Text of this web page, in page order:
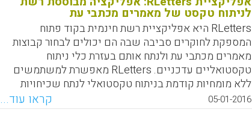
באותו הזמן. גרנט מבסס את עצתו במחקר מבלי להיתקע בו
Grant).
WhatsApp
Facebook
Email
X
לניתוח טקסט של מאמרים מכתבי עת
RLetters היא אפליקציית רשת חינמית בקוד פתוח
המספקת לחוקרים סביבה שבה הם יכולים לבחור קבוצות
מאמרים מכתבי עת ולנתח אותם בעזרת כלי ניתוח
טקסטואליים עדכניים. RLetters מאפשרת למשתמשים
ללא מומחיות קודמת בניתוח טקסטואלי לנתח שכיחויות
מילים, צירופי לשון, הופעות סימולטאנית, רשתות מונחים
ועוד (Pence, Charles H. , 2016).
05-01-2016 קראו עוד...